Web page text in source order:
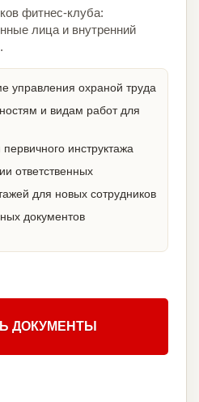
фитнес-клуба:
лица и внутренний
управления охраной труда
и видам работ для
инструктажа
ответственных
для новых сотрудников
документов
ДОКУМЕНТЫ